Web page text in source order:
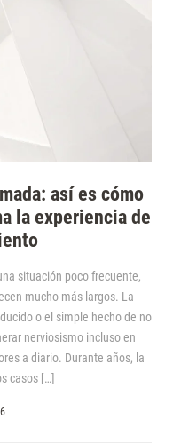
así es cómo
la experiencia de
situación poco frecuente,
mucho más largos. La
o el simple hecho de no
nerviosismo incluso en
a diario. Durante años, la
casos […]